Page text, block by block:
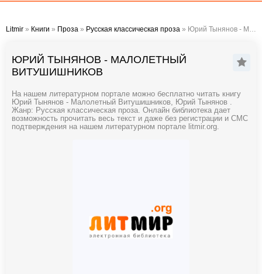
Litmir » Книги » Проза » Русская классическая проза » Юрий Тынянов - Малолетный Витушишников
ЮРИЙ ТЫНЯНОВ - МАЛОЛЕТНЫЙ
ВИТУШИШНИКОВ
На нашем литературном портале можно бесплатно читать книгу
Юрий Тынянов - Малолетный Витушишников, Юрий Тынянов .
Жанр: Русская классическая проза. Онлайн библиотека дает
возможность прочитать весь текст и даже без регистрации и СМС
подтверждения на нашем литературном портале litmir.org.